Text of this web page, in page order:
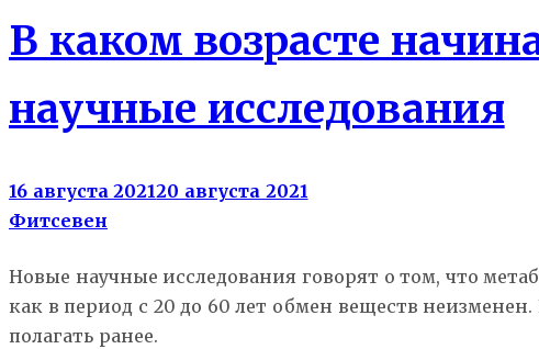
В каком возрасте
научные исследования
16 августа 202120 августа 2021
Фитсевен
Новые научные исследования говорят о том, что
как в период с 20 до 60 лет обмен веществ
полагать ранее.